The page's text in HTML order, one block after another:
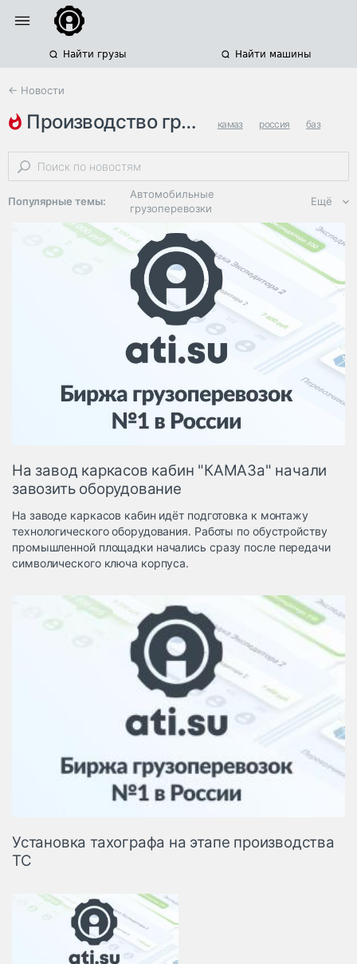
Найти грузы Найти машины
← Новости
производство грузовых машин в… камаз россия баз
Популярные темы:
Автомобильные
грузоперевозки
Региональная
логистика
ЭДО, ИТ в
логистике
Дороги,
инфраструктура
Логистика, грузы
Негабаритные и
опасные грузы
Безопасность и
Таможня и ВЭД
грузовые
терминалы
Коммерческий
транспорт
Автосервис,
запчасти, шины
Топливо, масла и
автохимия
Дзен
Ещё
На завод каркасов кабин "КАМАЗа" начали
завозить оборудование
На заводе каркасов кабин идёт подготовка к монтажу
технологического оборудования. Работы по обустройству
промышленной площадки начались сразу после передачи
символического ключа корпуса.
Установка тахографа на этапе производства
ТС